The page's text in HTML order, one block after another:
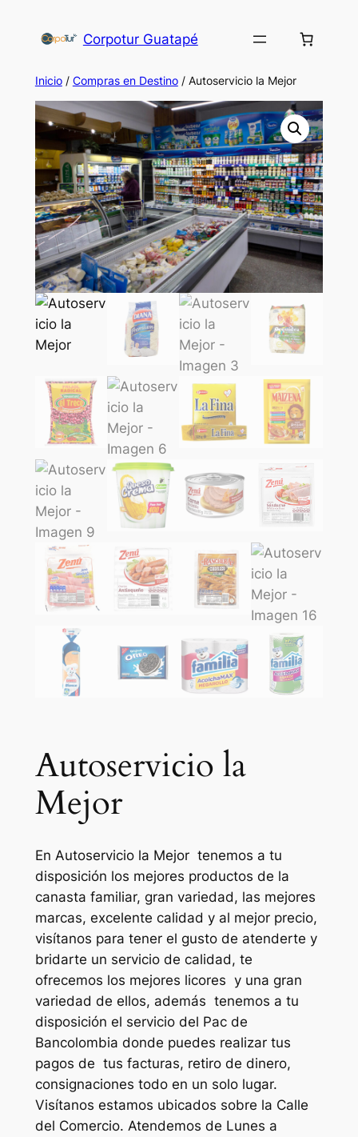
Corpotur Guatapé
Inicio/ Compras en Destino/ Autoservicio la Mejor
Autoservicio la
Mejor
En Autoservicio la Mejor tenemos a tu
disposición los mejores productos de la
canasta familiar, gran variedad, las mejores
marcas, excelente calidad y al mejor precio,
visítanos para tener el gusto de atenderte y
bridarte un servicio de calidad, te
ofrecemos los mejores licores y una gran
variedad de ellos, además tenemos a tu
disposición el servicio del Pac de
Bancolombia donde puedes realizar tus
pagos de tus facturas, retiro de dinero,
consignaciones todo en un solo lugar.
Visítanos estamos ubicados sobre la Calle
del Comercio. Atendemos de Lunes a